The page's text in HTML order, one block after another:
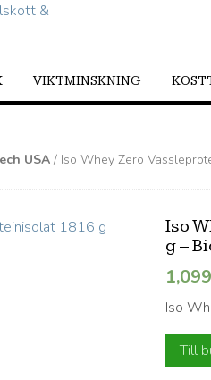
VIKTMINSKNING
USA / Iso Whey Zero
Iso
g –
Iso
Till